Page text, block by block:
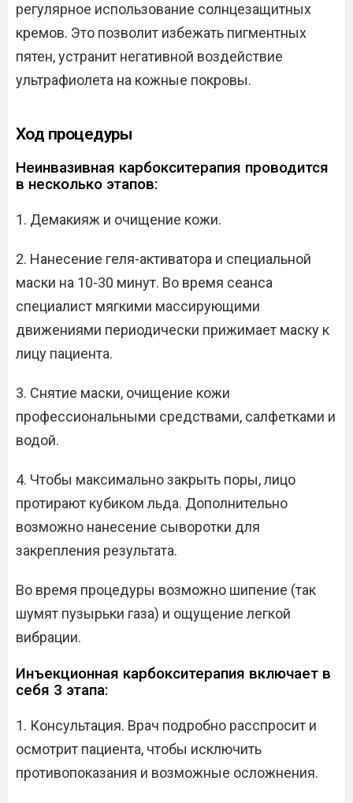
регулярное использование солнцезащитных
кремов. Это позволит избежать пигментных
пятен, устранит негативной воздействие
ультрафиолета на кожные покровы.
Ход процедуры
Неинвазивная карбокситерапия проводится
в несколько этапов:
1. Демакияж и очищение кожи.
2. Нанесение геля-активатора и специальной
маски на 10-30 минут. Во время сеанса
специалист мягкими массирующими
движениями периодически прижимает маску к
лицу пациента.
3. Снятие маски, очищение кожи
профессиональными средствами, салфетками и
водой.
4. Чтобы максимально закрыть поры, лицо
протирают кубиком льда. Дополнительно
возможно нанесение сыворотки для
закрепления результата.
Во время процедуры возможно шипение (так
шумят пузырьки газа) и ощущение легкой
вибрации.
Инъекционная карбокситерапия включает в
себя 3 этапа:
1. Консультация. Врач подробно расспросит и
осмотрит пациента, чтобы исключить
противопоказания и возможные осложнения.